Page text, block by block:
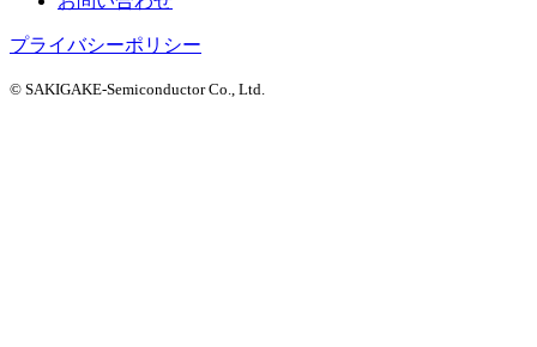
プライバシーポリシー
© SAKIGAKE-Semiconductor Co., Ltd.